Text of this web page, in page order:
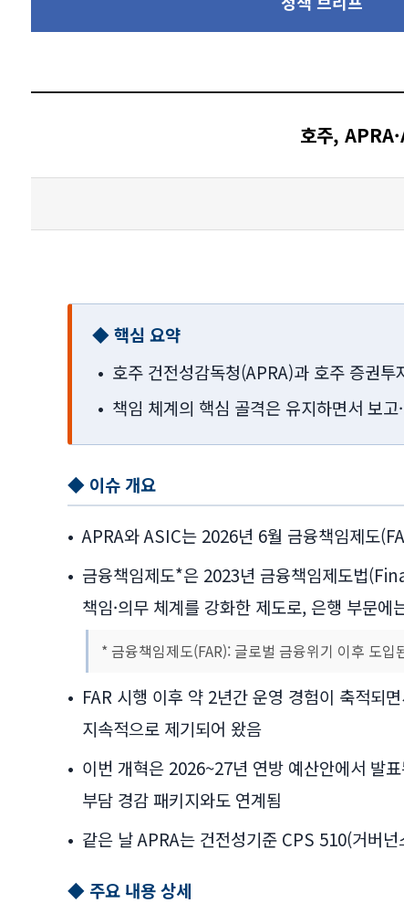
호주,
◆ 핵심 요약
• 호주 건전성감독청(APRA)과 호주 증권
• 책임 체계의 핵심 골격은 유지하면서 보
◆ 이슈 개요
• APRA와 ASIC는 2026년 6월 금융책임제도
• 금융책임제도*은 2023년 금융책임제도법
책임·의무 체계를 강화한 제도로, 은행 부문
* 금융책임제도(FAR): 글로벌 금융위기 이후 도
• FAR 시행 이후 약 2년간 운영 경험이 축적되
지속적으로 제기되어 왔음
• 이번 개혁은 2026~27년 연방 예산안에서 발
부담 경감 패키지와도 연계됨
• 같은 날 APRA는 건전성기준 CPS 510(거버
◆ 주요 내용 상세